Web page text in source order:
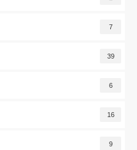
7
39
6
16
9